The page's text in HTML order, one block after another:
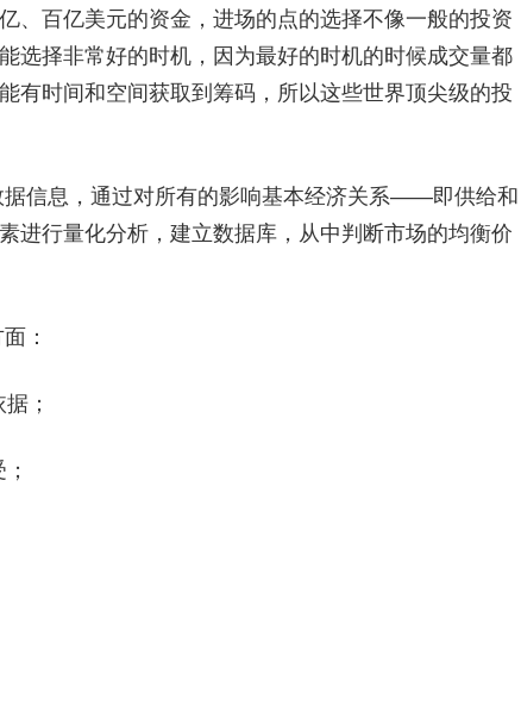
、百亿美元的资金，进场的点的选择不像一般的投资
选择非常好的时机，因为最好的时机的时候成交量都
有时间和空间获取到筹码，所以这些世界顶尖级的投
息，通过对所有的影响基本经济关系――即供给和
行量化分析，建立数据库，从中判断市场的均衡价
：
；